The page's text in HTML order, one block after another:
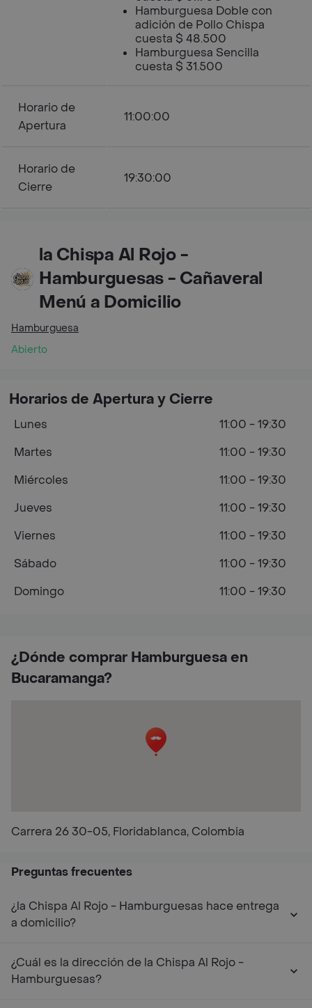
Hamburguesa Doble con
adición de Pollo Chispa
cuesta $ 48.500
Hamburguesa Sencilla
cuesta $ 31.500
Horario de
Apertura
11:00:00
Horario de
Cierre
19:30:00
la Chispa Al Rojo -
Hamburguesas - Cañaveral
Menú a Domicilio
Hamburguesa
Abierto
¿Dónde comprar Hamburguesa en
Bucaramanga?
Carrera 26 30-05, Floridablanca, Colombia
Horarios de Apertura y Cierre
Lunes
11:00 - 19:30
Martes
11:00 - 19:30
Miércoles
11:00 - 19:30
Jueves
11:00 - 19:30
Viernes
11:00 - 19:30
Sábado
11:00 - 19:30
Domingo
11:00 - 19:30
Preguntas frecuentes
¿la Chispa Al Rojo - Hamburguesas hace entrega
a domicilio?
¿Cuál es la dirección de la Chispa Al Rojo -
Hamburguesas?